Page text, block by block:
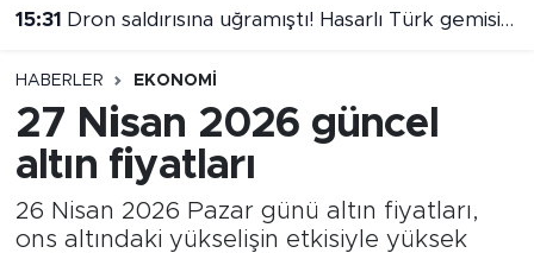
15:31 Dron saldırısına uğramıştı! Hasarlı Türk gemisi Samsun'a getirildi
15:14 Fenerbahçe'den sürpriz kaleci hamlesi
HABERLER EKONOMI
27 Nisan 2026 güncel
altın fiyatları
26 Nisan 2026 Pazar günü altın fiyatları,
ons altındaki yükselişin etkisiyle yüksek
Samsun Namaz Vakitleri
Süper Lig Puan Durumu ve Fikstür
Tüm Manşetler